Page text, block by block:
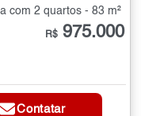
com 2 quartos - 83 m²
R$ 975.000
Contatar